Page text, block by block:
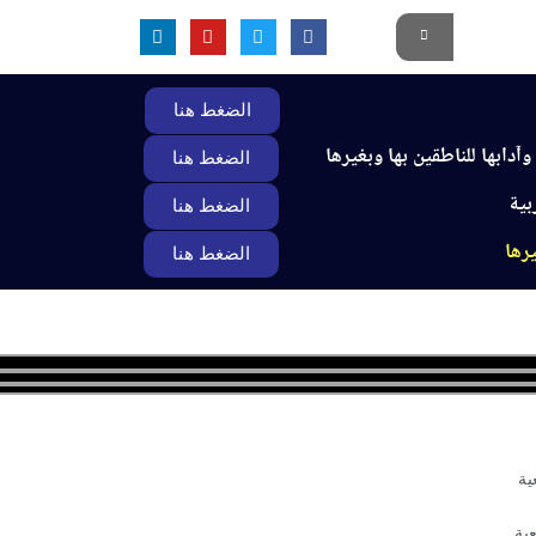
الضغط هنا
للناطقين بها وبغيرها الضغط هنا
الضغط هنا
الضغط هنا